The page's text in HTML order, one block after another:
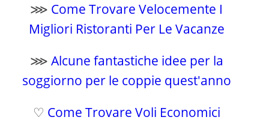
⋙ Come Trovare Velocemente I
Migliori Ristoranti Per Le Vacanze
⋙ Alcune fantastiche idee per la
soggiorno per le coppie quest'anno
♡ Come Trovare Voli Economici